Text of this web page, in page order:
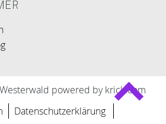
powered by krick.com
Datenschutzerklärung